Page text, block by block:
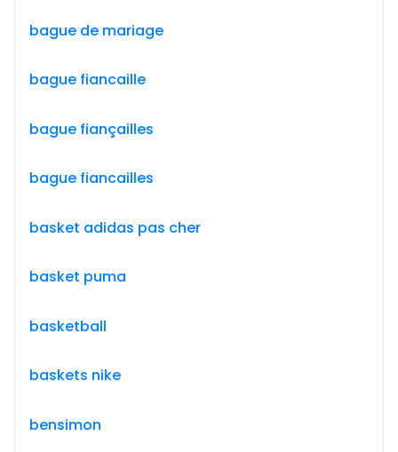
bague de mariage
bague fiancaille
bague fiançailles
bague fiancailles
basket adidas pas cher
basket puma
basketball
baskets nike
bensimon